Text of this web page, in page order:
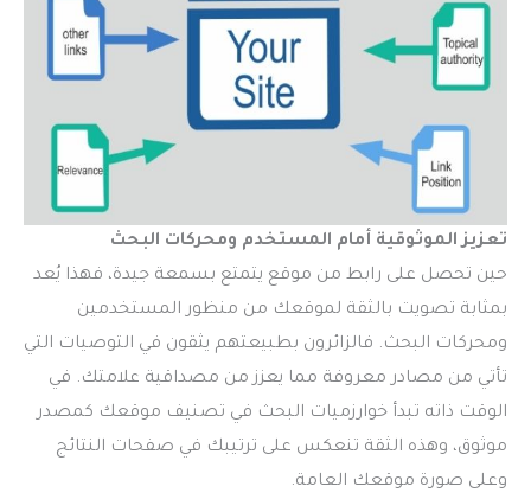
تعزيز الموثوقية أمام المستخدم ومحركات البحث
حين تحصل على رابط من موقع يتمتع بسمعة جيدة، فهذا يُعد
بمثابة تصويت بالثقة لموقعك من منظور المستخدمين
ومحركات البحث. فالزائرون بطبيعتهم يثقون في التوصيات التي
تأتي من مصادر معروفة مما يعزز من مصداقية علامتك. في
الوقت ذاته تبدأ خوارزميات البحث في تصنيف موقعك كمصدر
موثوق، وهذه الثقة تنعكس على ترتيبك في صفحات النتائج
وعلى صورة موقعك العامة.